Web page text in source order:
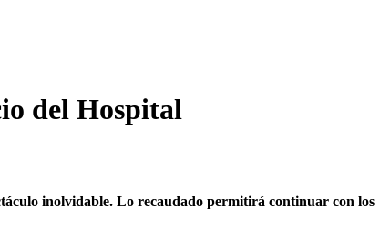
del Hospital
inolvidable. Lo recaudado permitirá continuar con los